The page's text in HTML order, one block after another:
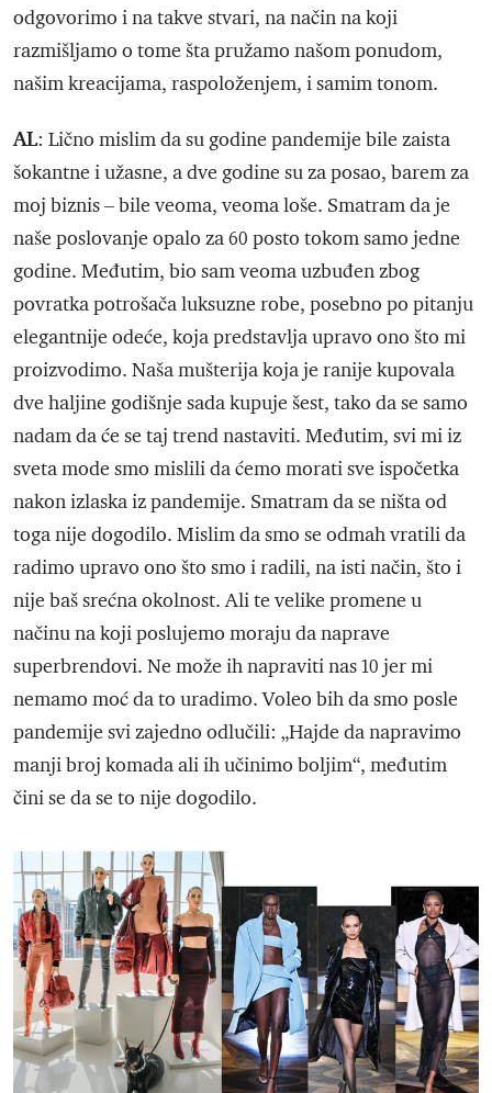
odgovorimo i na takve stvari, na način na koji
razmišljamo o tome šta pružamo našom ponudom,
našim kreacijama, raspoloženjem, i samim tonom.
AL: Lično mislim da su godine pandemije bile zaista
šokantne i užasne, a dve godine su za posao, barem za
moj biznis – bile veoma, veoma loše. Smatram da je
naše poslovanje opalo za 60 posto tokom samo jedne
godine. Međutim, bio sam veoma uzbuđen zbog
povratka potrošača luksuzne robe, posebno po pitanju
elegantnije odeće, koja predstavlja upravo ono što mi
proizvodimo. Naša mušterija koja je ranije kupovala
dve haljine godišnje sada kupuje šest, tako da se samo
nadam da će se taj trend nastaviti. Međutim, svi mi iz
sveta mode smo mislili da ćemo morati sve ispočetka
nakon izlaska iz pandemije. Smatram da se ništa od
toga nije dogodilo. Mislim da smo se odmah vratili da
radimo upravo ono što smo i radili, na isti način, što i
nije baš srećna okolnost. Ali te velike promene u
načinu na koji poslujemo moraju da naprave
superbrendovi. Ne može ih napraviti nas 10 jer mi
nemamo moć da to uradimo. Voleo bih da smo posle
pandemije svi zajedno odlučili: „Hajde da napravimo
manji broj komada ali ih učinimo boljim“, međutim
čini se da se to nije dogodilo.